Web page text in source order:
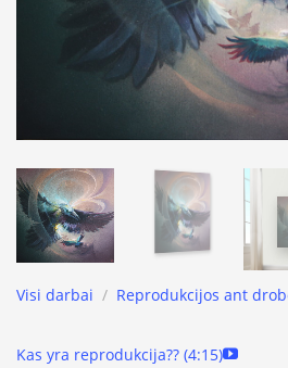
Visi darbai / Reprodukcijos ant
Kas yra reprodukcija?? (4:15)